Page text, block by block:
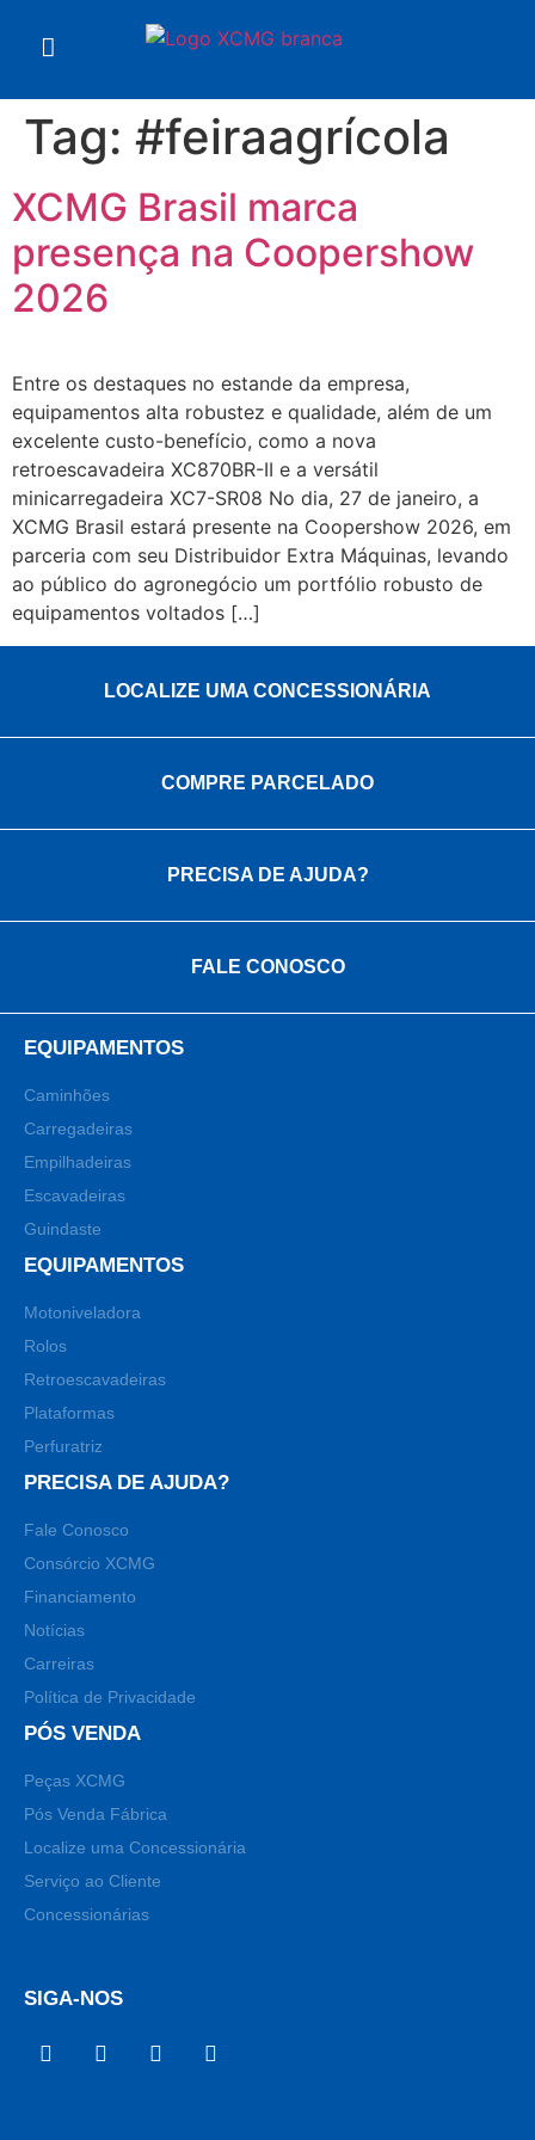
Tag: #feiraagrícola
XCMG Brasil marca
presença na Coopershow
2026
Entre os destaques no estande da empresa,
equipamentos alta robustez e qualidade, além de um
excelente custo-benefício, como a nova
retroescavadeira XC870BR-II e a versátil
minicarregadeira XC7-SR08 No dia, 27 de janeiro, a
XCMG Brasil estará presente na Coopershow 2026, em
parceria com seu Distribuidor Extra Máquinas, levando
ao público do agronegócio um portfólio robusto de
equipamentos voltados […]
LOCALIZE UMA CONCESSIONÁRIA
COMPRE PARCELADO
PRECISA DE AJUDA?
FALE CONOSCO
EQUIPAMENTOS
Caminhões
Carregadeiras
Empilhadeiras
Escavadeiras
Guindaste
EQUIPAMENTOS
Motoniveladora
Rolos
Retroescavadeiras
Plataformas
Perfuratriz
PRECISA DE AJUDA?
Fale Conosco
Consórcio XCMG
Financiamento
Notícias
Carreiras
Política de Privacidade
PÓS VENDA
Peças XCMG
Pós Venda Fábrica
Localize uma Concessionária
Serviço ao Cliente
Concessionárias
SIGA-NOS